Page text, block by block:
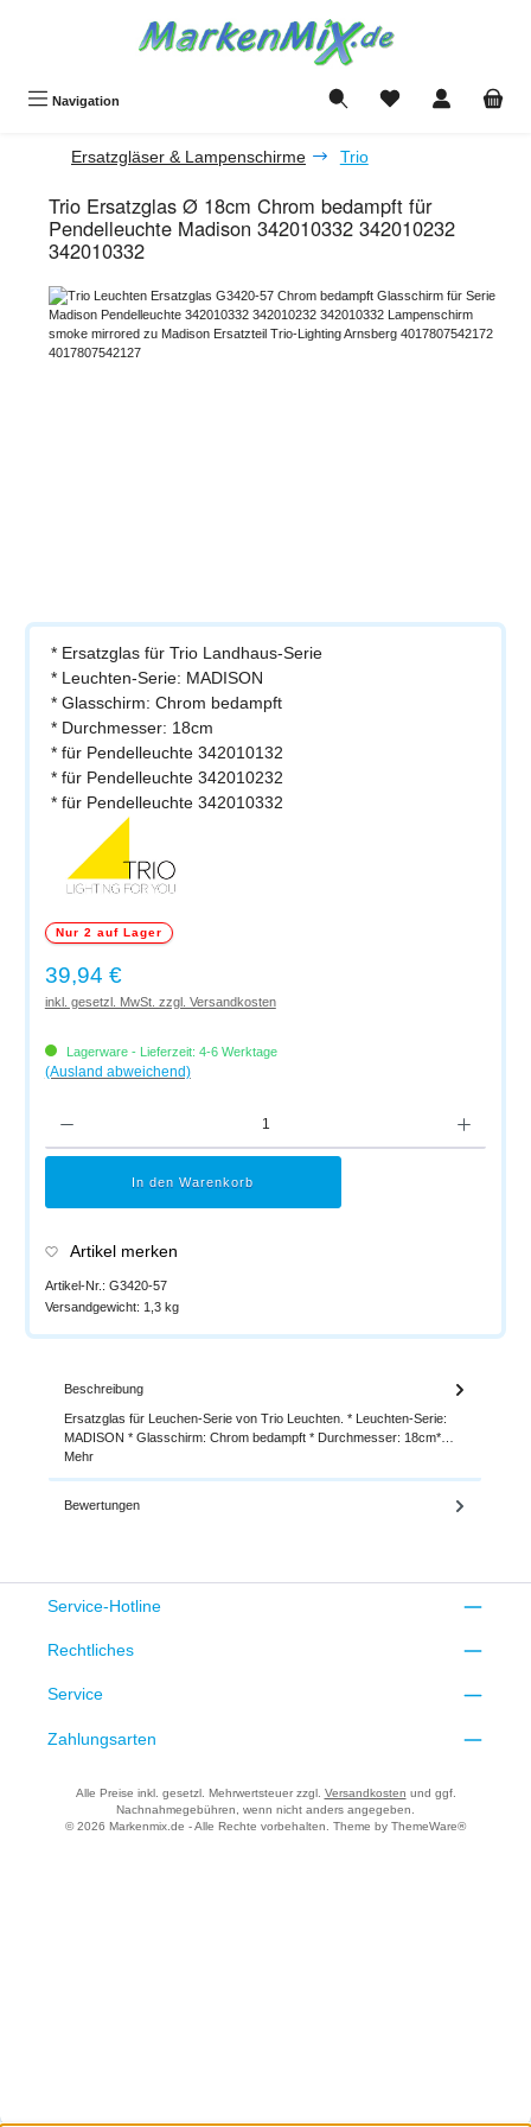
Navigation Du hast 0 Produkte
Ersatzgläser & Lampenschirme Trio
Trio Ersatzglas Ø 18cm Chrom bedampft für
Pendelleuchte Madison 342010332 342010232
342010332
Bildergalerie überspringen
* Ersatzglas für Trio Landhaus-Serie
* Leuchten-Serie: MADISON
* Glasschirm: Chrom bedampft
* Durchmesser: 18cm
* für Pendelleuchte 342010132
* für Pendelleuchte 342010232
* für Pendelleuchte 342010332
Nur 2 auf Lager
Regulärer Preis:
39,94 €
inkl. gesetzl. MwSt. zzgl. Versandkosten
Lagerware - Lieferzeit: 4-6 Werktage
(Ausland abweichend)
In den Warenkorb
Artikel merken
Artikel-Nr.: G3420-57
Versandgewicht: 1,3 kg
Beschreibung
Ersatzglas für Leuchen-Serie von Trio Leuchten. * Leuchten-Serie:
MADISON * Glasschirm: Chrom bedampft * Durchmesser: 18cm*…
Mehr
Bewertungen
Service-Hotline
Rechtliches
Service
Zahlungsarten
Alle Preise inkl. gesetzl. Mehrwertsteuer zzgl. Versandkosten und ggf.
Nachnahmegebühren, wenn nicht anders angegeben.
© 2026 Markenmix.de - Alle Rechte vorbehalten. Theme by ThemeWare®